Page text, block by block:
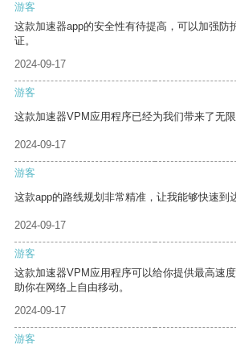
游客
这款加速器app的安全性有待提高，可以加强防
证。
2024-09-17
游客
这款加速器VPM应用程序已经为我们带来了无限
2024-09-17
游客
这款app的路线规划非常精准，让我能够快速到
2024-09-17
游客
这款加速器VPM应用程序可以给你提供最高速
助你在网络上自由移动。
2024-09-17
游客